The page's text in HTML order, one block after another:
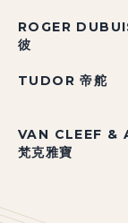
ROGER
彼
TUDOR 帝舵
VAN CLEEF &
梵克雅寶